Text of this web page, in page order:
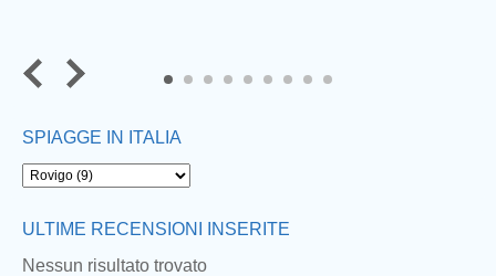
8
SPIAGGE IN ITALIA
ULTIME RECENSIONI INSERITE
Nessun risultato trovato